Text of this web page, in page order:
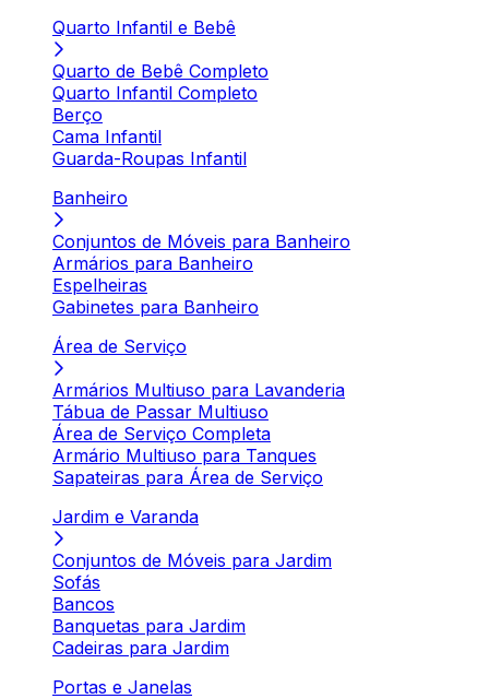
Quarto Infantil e Bebê
Quarto de Bebê Completo
Quarto Infantil Completo
Berço
Cama Infantil
Guarda-Roupas Infantil
Banheiro
Conjuntos de Móveis para Banheiro
Armários para Banheiro
Espelheiras
Gabinetes para Banheiro
Área de Serviço
Armários Multiuso para Lavanderia
Tábua de Passar Multiuso
Área de Serviço Completa
Armário Multiuso para Tanques
Sapateiras para Área de Serviço
Jardim e Varanda
Conjuntos de Móveis para Jardim
Sofás
Bancos
Banquetas para Jardim
Cadeiras para Jardim
Portas e Janelas